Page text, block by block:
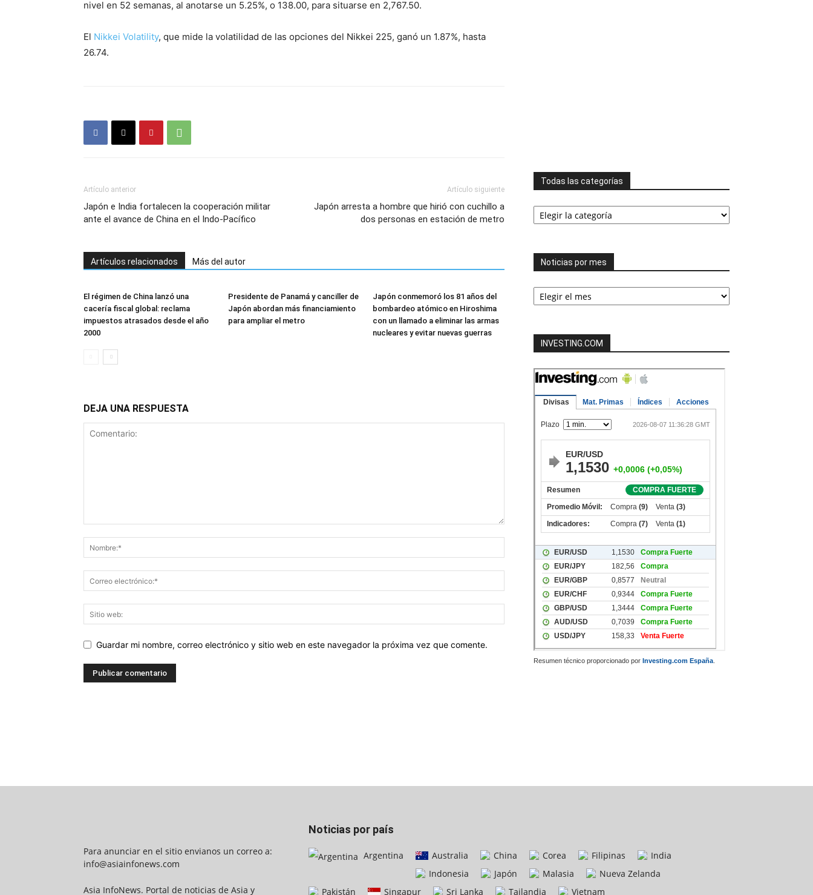
nivel en 52 semanas, al anotarse un 5.25%, o 138.00, para situarse en 2,767.50.
El Nikkei Volatility, que mide la volatilidad de las opciones del Nikkei 225, ganó un 1.87%, hasta
26.74.
Artículo anterior
Japón e India fortalecen la cooperación militar
ante el avance de China en el Indo-Pacífico
Artículo siguiente
Japón arresta a hombre que hirió con cuchillo a
dos personas en estación de metro
Artículos relacionados Más del autor
El régimen de China lanzó una
cacería fiscal global: reclama
impuestos atrasados desde el año
2000
Presidente de Panamá y canciller de
Japón abordan más financiamiento
para ampliar el metro
Japón conmemoró los 81 años del
bombardeo atómico en Hiroshima
con un llamado a eliminar las armas
nucleares y evitar nuevas guerras
DEJA UNA RESPUESTA
Guardar mi nombre, correo electrónico y sitio web en este navegador la próxima vez que comente.
Todas las categorías
Todas
las
Noticias por mes
Noticias
por
INVESTING.COM
Resumen técnico proporcionado por Investing.com España
Para anunciar en el sitio envianos un correo a:
info@asiainfonews.com
Asia InfoNews. Portal de noticias de Asia y
Noticias por país
Argentina Australia China Corea Filipinas
India
Indonesia
Japón Malasia
Nueva Zelanda
Pakistán
Singapur Sri Lanka Tailandia Vietnam